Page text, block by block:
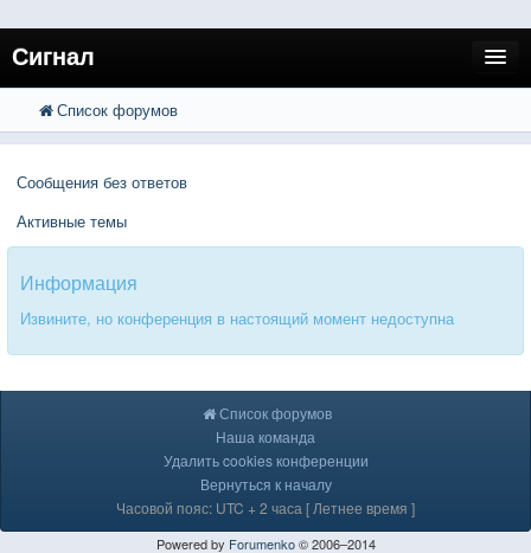
Сигнал
FAQ
Вход
Расширенный поиск
Список форумов
Сообщения без ответов
Активные темы
Информация
Извините, но конференция в настоящий момент недоступна
Список форумов
Наша команда
Удалить cookies конференции
Вернуться к началу
Часовой пояс: UTC + 2 часа [ Летнее время ]
Powered by Forumenko© 2006–2014